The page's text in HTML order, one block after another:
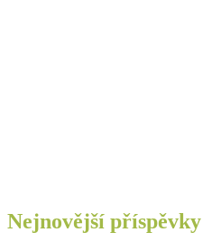
Nejnovější příspěvky